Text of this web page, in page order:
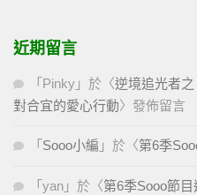
近期留言
「 Pinky 」於〈逆境追光者
對合宜的愛心行動〉發佈留言
「 Sooo小編 」於〈第6季
「 yan 」於〈第6季Sooo節目